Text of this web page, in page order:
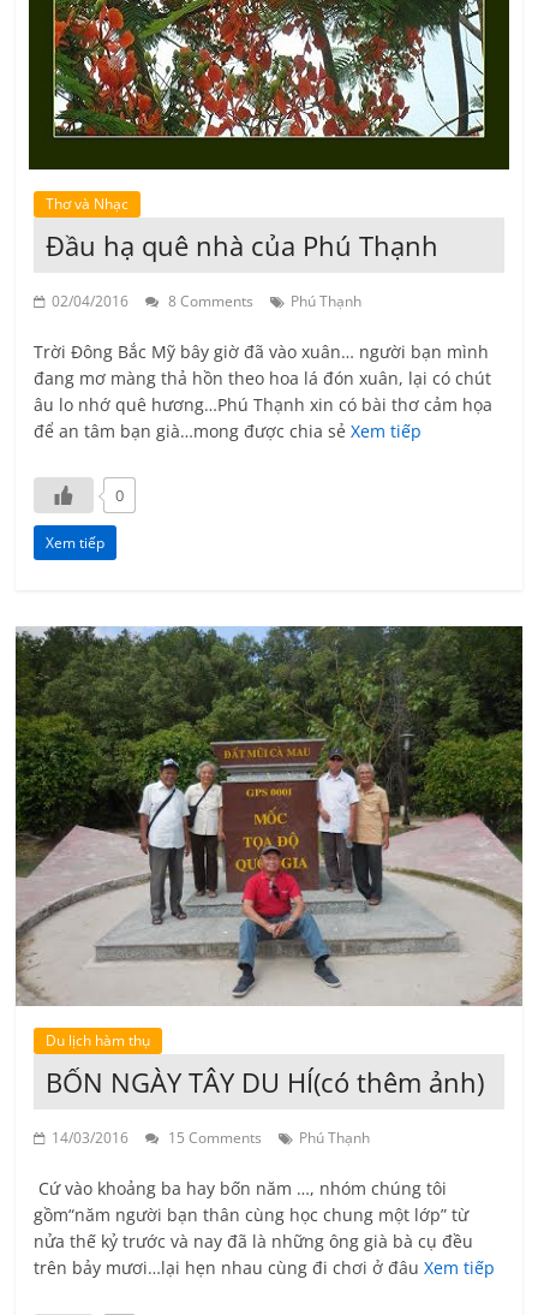
Thơ và Nhạc
Đầu hạ quê nhà của Phú Thạnh
02/04/2016 8 Comments Phú Thạnh
Trời Đông Bắc Mỹ bây giờ đã vào xuân… người bạn mình
đang mơ màng thả hồn theo hoa lá đón xuân, lại có chút
âu lo nhớ quê hương…Phú Thạnh xin có bài thơ cảm họa
để an tâm bạn già…mong được chia sẻXem tiếp
0
Xem tiếp
Du lịch hàm thụ
BỐN NGÀY TÂY DU HÍ(có thêm ảnh)
14/03/2016 15 Comments Phú Thạnh
Cứ vào khoảng ba hay bốn năm …, nhóm chúng tôi
gồm“năm người bạn thân cùng học chung một lớp” từ
nửa thế kỷ trước và nay đã là những ông già bà cụ đều
trên bảy mươi…lại hẹn nhau cùng đi chơi ở đâuXem tiếp